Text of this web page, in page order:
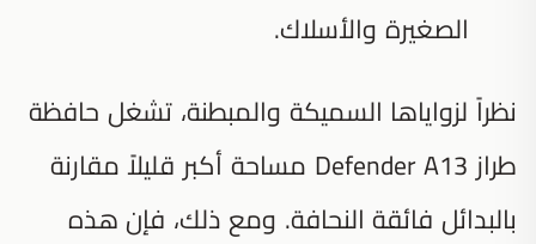
الصغيرة والأسلاك.
نظراً لزواياها السميكة والمبطنة، تشغل حافظة
طراز Defender A13 مساحة أكبر قليلاً مقارنة
بالبدائل فائقة النحافة. ومع ذلك، فإن هذه